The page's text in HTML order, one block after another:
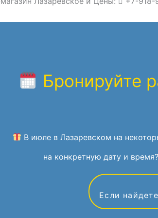
Бронируйте
В июле в Лазаревском на
на конкретную дату и
Если